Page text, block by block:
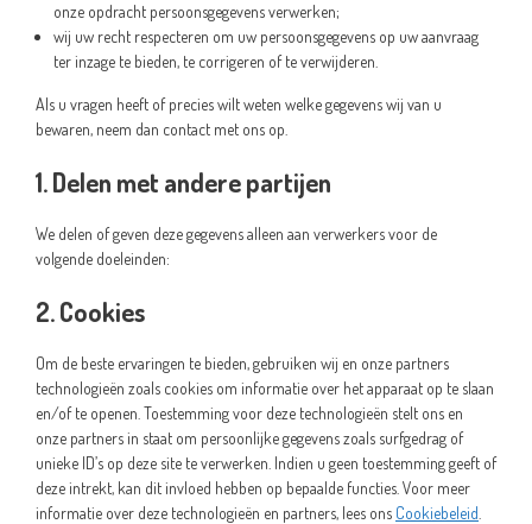
onze opdracht persoonsgegevens verwerken;
wij uw recht respecteren om uw persoonsgegevens op uw aanvraag
ter inzage te bieden, te corrigeren of te verwijderen.
Als u vragen heeft of precies wilt weten welke gegevens wij van u
bewaren, neem dan contact met ons op.
1. Delen met andere partijen
We delen of geven deze gegevens alleen aan verwerkers voor de
volgende doeleinden:
2. Cookies
Om de beste ervaringen te bieden, gebruiken wij en onze partners
technologieën zoals cookies om informatie over het apparaat op te slaan
en/of te openen. Toestemming voor deze technologieën stelt ons en
onze partners in staat om persoonlijke gegevens zoals surfgedrag of
unieke ID’s op deze site te verwerken. Indien u geen toestemming geeft of
deze intrekt, kan dit invloed hebben op bepaalde functies. Voor meer
informatie over deze technologieën en partners, lees ons Cookiebeleid